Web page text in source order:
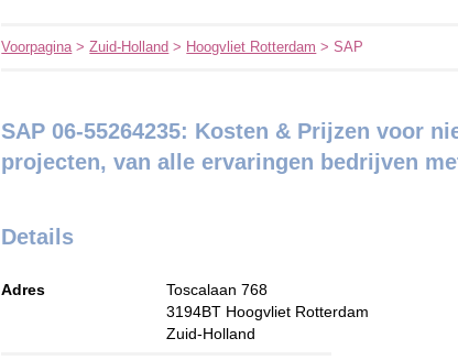
Voorpagina>Zuid-Holland > Hoogvliet Rotterdam > SAP
SAP 06-55264235: Kosten & Prijzen voor
projecten, van alle ervaringen bedrijven
Details
Adres
Toscalaan 768
3194BT Hoogvliet Rotterdam
Zuid-Holland